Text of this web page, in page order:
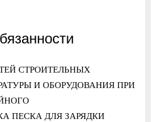
СТРОИТЕЛЬНЫХ
И ОБОРУДОВАНИЯ ПРИ
ПЕСКА ДЛЯ ЗАРЯДКИ